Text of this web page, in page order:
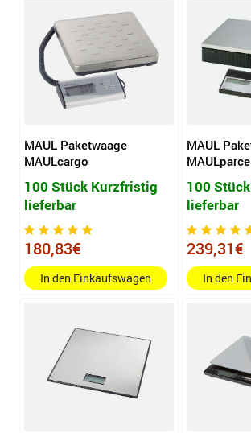
MAUL Paketwaage
MAULcargo
100 Stück Kurzfristig
lieferbar
180,83€
In den Einkaufswagen
MAUL
100
lieferbar
239,31€
In den